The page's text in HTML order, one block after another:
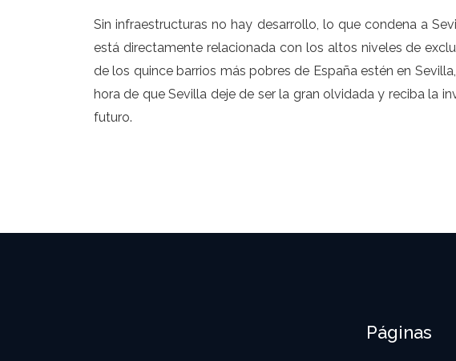
Sin infraestructuras no hay desarrollo, lo que condena a
está directamente relacionada con los altos niveles de
de los quince barrios más pobres de España estén en
hora de que Sevilla deje de ser la gran olvidada y reciba la
futuro.
Páginas